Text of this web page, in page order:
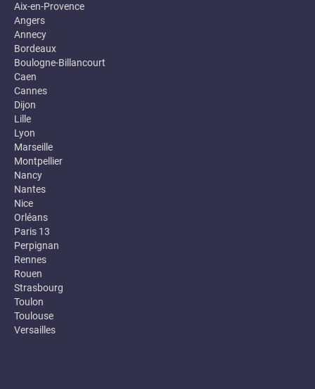
Aix-en-Provence
Angers
Annecy
Bordeaux
Boulogne-Billancourt
Caen
Cannes
Dijon
Lille
Lyon
Marseille
Montpellier
Nancy
Nantes
Nice
Orléans
Paris 13
Perpignan
Rennes
Rouen
Strasbourg
Toulon
Toulouse
Versailles